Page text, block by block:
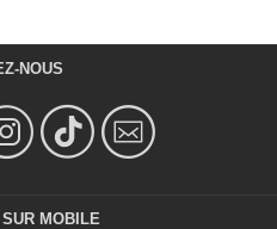
NOUS
MOBILE